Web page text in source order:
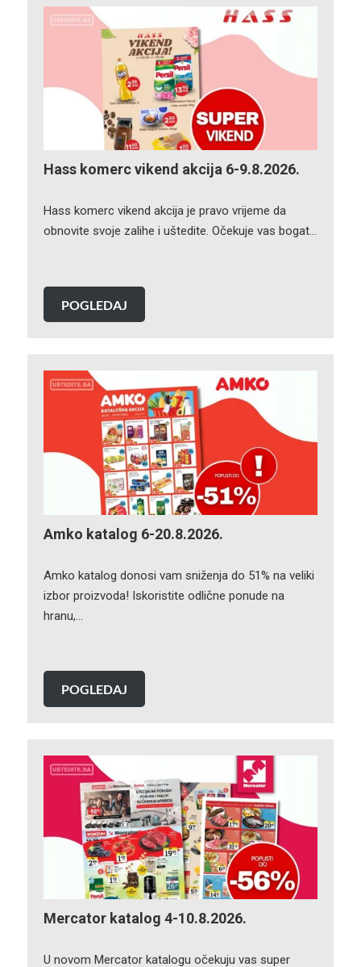
Hass komerc vikend akcija 6-9.8.2026.
Hass komerc vikend akcija je pravo vrijeme da
obnovite svoje zalihe i uštedite. Očekuje vas bogat…
POGLEDAJ
Amko katalog 6-20.8.2026.
Amko katalog donosi vam sniženja do 51% na veliki
izbor proizvoda! Iskoristite odlične ponude na
hranu,…
POGLEDAJ
Mercator katalog 4-10.8.2026.
U novom Mercator katalogu očekuju vas super